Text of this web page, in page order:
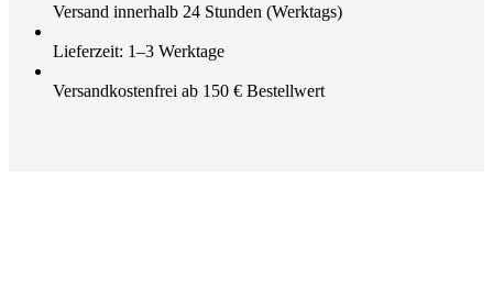
Versand innerhalb 24 Stunden (Werktags)
Lieferzeit: 1–3 Werktage
Versandkostenfrei ab 150 € Bestellwert